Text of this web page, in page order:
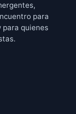
para
para quienes